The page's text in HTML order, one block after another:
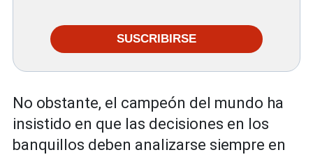
SUSCRIBIRSE
No obstante, el campeón del mundo ha
insistido en que las decisiones en los
banquillos deben analizarse siempre en